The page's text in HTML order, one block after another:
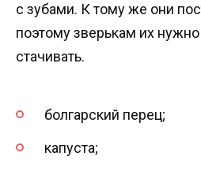
с зубами. К тому же они
поэтому зверькам их
стачивать.
болгарский перец;
капуста;